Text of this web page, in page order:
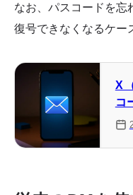
なお、パスコードを忘
復号できなくなるケー
X
コ